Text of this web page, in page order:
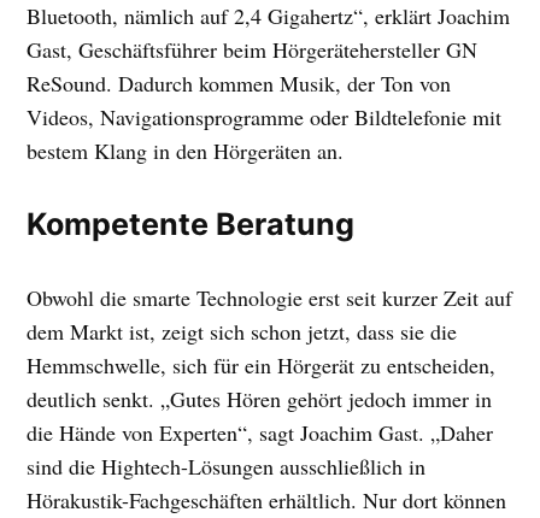
Bluetooth, nämlich auf 2,4 Gigahertz“, erklärt Joachim
Gast, Geschäftsführer beim Hörgerätehersteller GN
ReSound. Dadurch kommen Musik, der Ton von
Videos, Navigationsprogramme oder Bildtelefonie mit
bestem Klang in den Hörgeräten an.
Kompetente Beratung
Obwohl die smarte Technologie erst seit kurzer Zeit auf
dem Markt ist, zeigt sich schon jetzt, dass sie die
Hemmschwelle, sich für ein Hörgerät zu entscheiden,
deutlich senkt. „Gutes Hören gehört jedoch immer in
die Hände von Experten“, sagt Joachim Gast. „Daher
sind die Hightech-Lösungen ausschließlich in
Hörakustik-Fachgeschäften erhältlich. Nur dort können